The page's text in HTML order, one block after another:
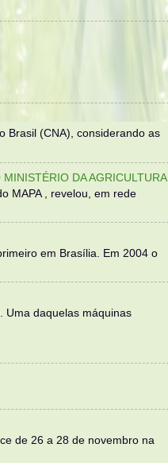
Brasil (CNA), considerando as
DA AGRICULTURA
MAPA , revelou, em rede
em Brasília. Em 2004 o
Uma daquelas máquinas
de 26 a 28 de novembro na